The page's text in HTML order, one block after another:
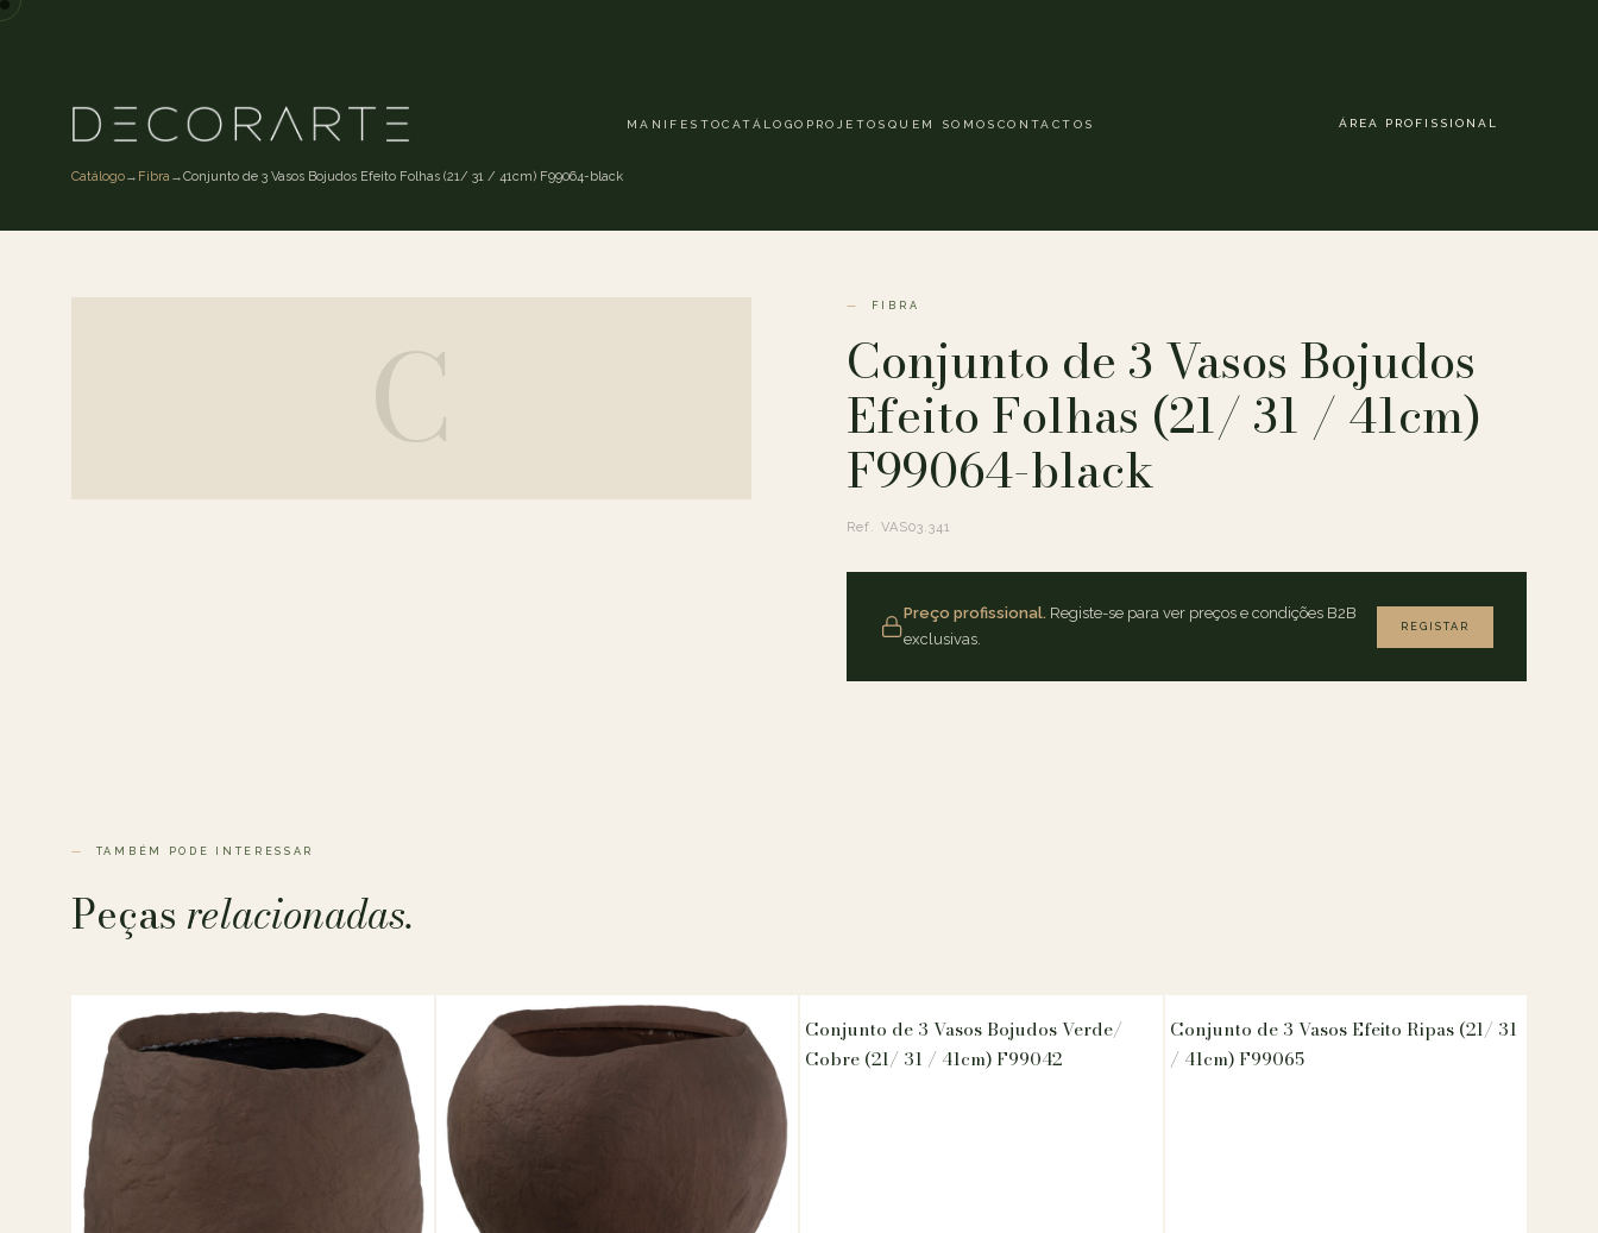
MANIFESTOCATÁLOGO PROJETOS QUEM SOMOS CONTACTOS ÁREA PROFISSIONAL
Catálogo→ Fibra→Conjunto de 3 Vasos Bojudos Efeito Folhas (21/ 31 / 41cm) F99064-black
C
FIBRA
Conjunto de 3 Vasos Bojudos
Efeito Folhas (21/ 31 / 41cm)
F99064-black
Ref. VAS03.341
Preço profissional. Registe-se para ver preços e condições B2B
exclusivas.
REGISTAR
TAMBÉM PODE INTERESSAR
Peçasrelacionadas.
Conjunto de 3 Vasos Bojudos Verde/
Cobre (21/ 31 / 41cm) F99042
Conjunto de 3 Vasos Efeito Ripas (21/ 31
/ 41cm) F99065